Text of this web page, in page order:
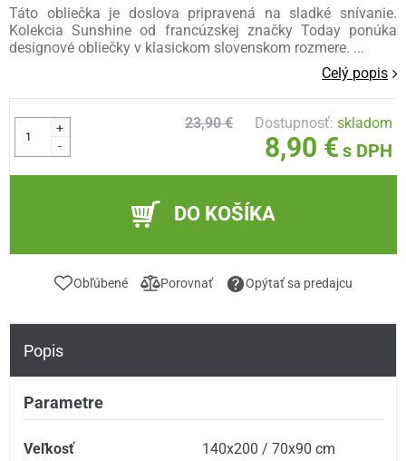
Táto obliečka je doslova pripravená na sladké snívanie.
Kolekcia Sunshine od francúzskej značky Today ponúka
designové obliečky v klasickom slovenskom rozmere. ...
Celý popis
+
-
23,90 € Dostupnosť:skladom
8,90 € s DPH
DO KOŠÍKA
Obľúbené Porovnať Opýtať sa predajcu
Popis
Parametre
Veľkosť
140x200 / 70x90 cm